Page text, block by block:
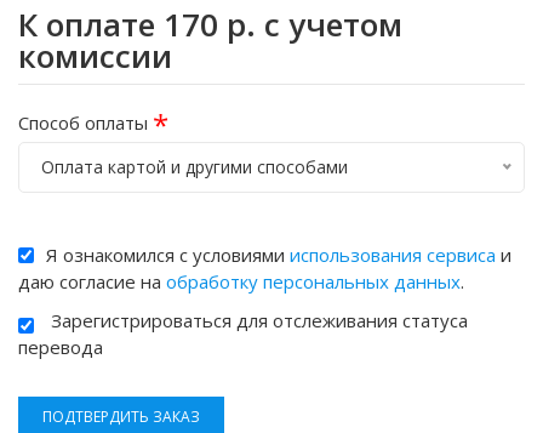
К оплате 170 р. с учетом
комиссии
Способ оплаты *
Оплата картой и другими способами
Я ознакомился с условиями использования сервиса и
даю согласие на обработку персональных данных.
Зарегистрироваться для отслеживания статуса
перевода
ПОДТВЕРДИТЬ ЗАКАЗ